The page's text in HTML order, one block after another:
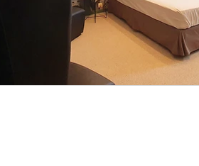
Plafond Suspendu Rénovation
- Vitrification parquets